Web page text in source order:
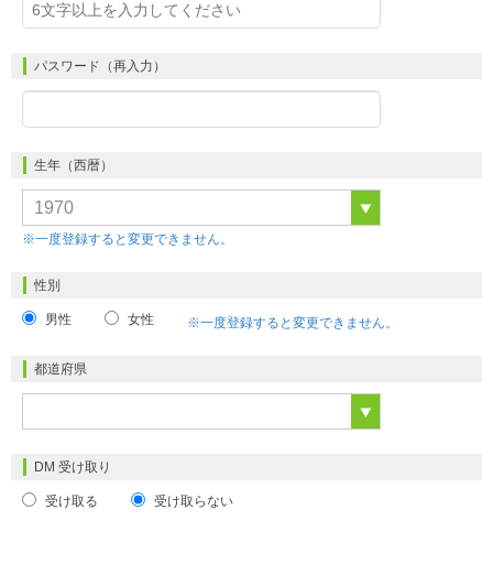
パスワード（再入力）
生年（西暦）
※一度登録すると変更できません。
性別
男性 女性 ※一度登録すると変更できません。
都道府県
DM 受け取り
受け取る 受け取らない